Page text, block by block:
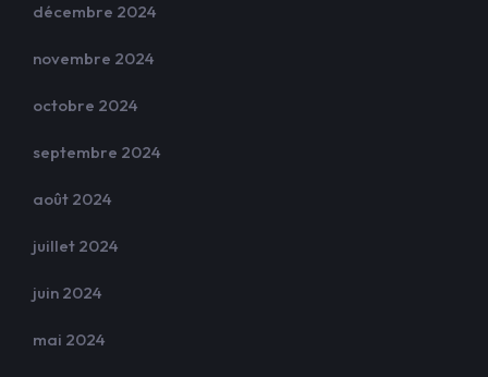
décembre 2024
novembre 2024
octobre 2024
septembre 2024
août 2024
juillet 2024
juin 2024
mai 2024